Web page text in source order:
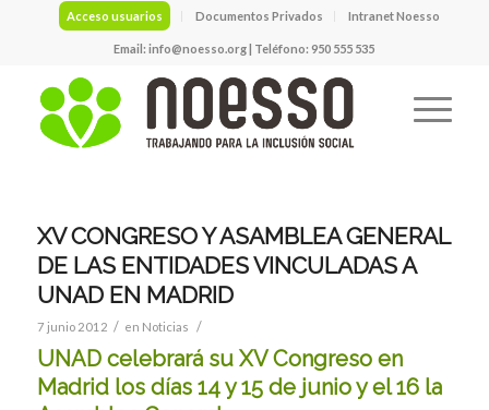
Acceso usuarios Documentos Privados Intranet Noesso
Email:info@noesso.org| Teléfono: 950 555 535
XV CONGRESO Y ASAMBLEA GENERAL
DE LAS ENTIDADES VINCULADAS A
UNAD EN MADRID
7 junio 2012 / en Noticias /
UNAD celebrará su XV Congreso en
Madrid los días 14 y 15 de junio y el 16 la